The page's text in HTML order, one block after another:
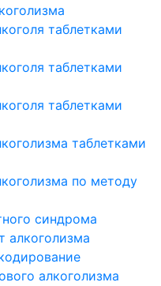
таблетками
таблетками
таблетками
таблетками
по методу
синдрома
алкоголизма
алкоголизма